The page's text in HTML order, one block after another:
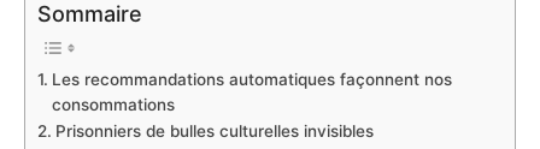
Sommaire
Les recommandations automatiques façonnent nos
consommations
Prisonniers de bulles culturelles invisibles